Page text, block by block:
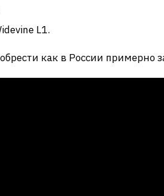
L1.
как в России примерно